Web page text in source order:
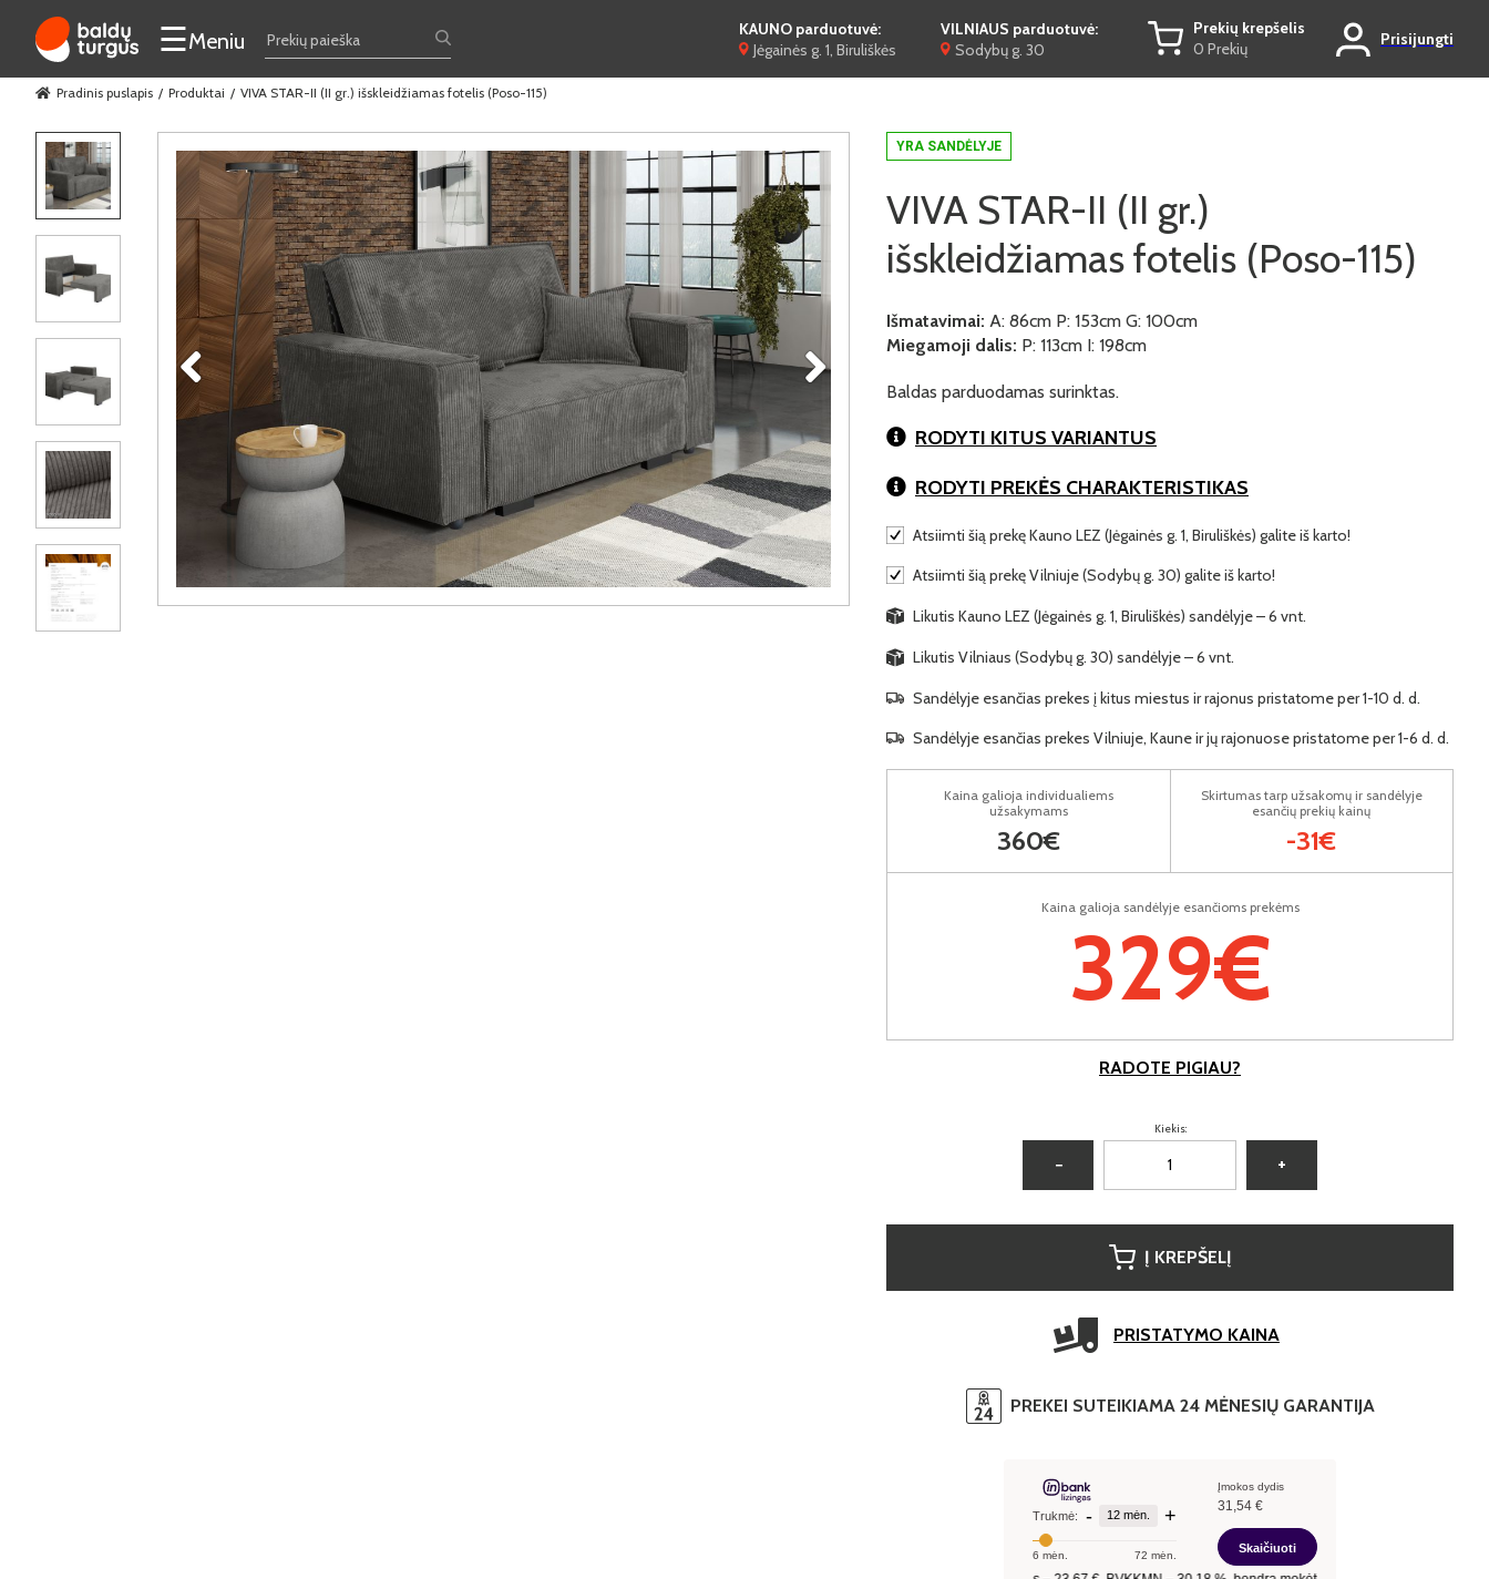
☰Meniu
KAUNO parduotuvė:
Jėgainės g. 1, Biruliškės
VILNIAUS parduotuvė:
Sodybų g. 30
Prekių krepšelis
0 Prekių
Prisijungti
Pradinis puslapis Produktai VIVA STAR-II (II gr.) išskleidžiamas fotelis (Poso-115)
YRA SANDĖLYJE
VIVA STAR-II (II gr.)
išskleidžiamas fotelis (Poso-115)
Išmatavimai: A: 86cm P: 153cm G: 100cm
Miegamoji dalis: P: 113cm I: 198cm
Baldas parduodamas surinktas.
RODYTI KITUS VARIANTUS
RODYTI PREKĖS CHARAKTERISTIKAS
Atsiimti šią prekę Kauno LEZ (Jėgainės g. 1, Biruliškės) galite iš karto!
Atsiimti šią prekę Vilniuje (Sodybų g. 30) galite iš karto!
Likutis Kauno LEZ (Jėgainės g. 1, Biruliškės) sandėlyje – 6 vnt.
Likutis Vilniaus (Sodybų g. 30) sandėlyje – 6 vnt.
Sandėlyje esančias prekes į kitus miestus ir rajonus pristatome per 1-10 d. d.
Sandėlyje esančias prekes Vilniuje, Kaune ir jų rajonuose pristatome per 1-6 d. d.
Kaina galioja sandėlyje esančioms prekėms
329€
Kaina galioja individualiems
užsakymams
360€
Skirtumas tarp užsakomų ir sandėlyje
esančių prekių kainų
-31€
RADOTE PIGIAU?
Kiekis:
− +
Į KREPŠELĮ
PRISTATYMO KAINA
PREKEI SUTEIKIAMA 24 MĖNESIŲ GARANTIJA